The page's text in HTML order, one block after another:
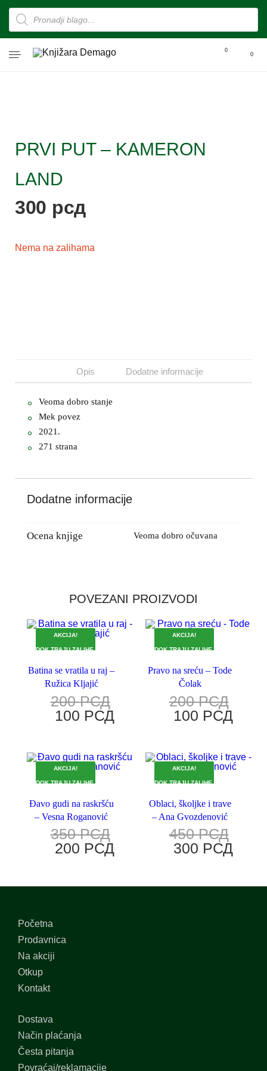
0
0
PRVI PUT – KAMERON
LAND
300 рсд
Nema na zalihama
Opis Dodatne informacije
Veoma dobro stanje
Mek povez
2021.
271 strana
Dodatne informacije
Ocena knjige Veoma dobro očuvana
POVEZANI PROIZVODI
AKCIJA!
DOK TRAJU ZALIHE.
Batina se vratila u raj –
Ružica Kljajić
200РСД
100 РСД
AKCIJA!
DOK TRAJU ZALIHE.
Pravo na sreću – Tode
Čolak
200РСД
100 РСД
AKCIJA!
DOK TRAJU ZALIHE.
Đavo gudi na raskršću
– Vesna Roganović
350РСД
200 РСД
AKCIJA!
DOK TRAJU ZALIHE.
Oblaci, školjke i trave
– Ana Gvozdenović
450РСД
300 РСД
Početna
Prodavnica
Na akciji
Otkup
Kontakt
Dostava
Način plaćanja
Česta pitanja
Povraćaj/reklamacije